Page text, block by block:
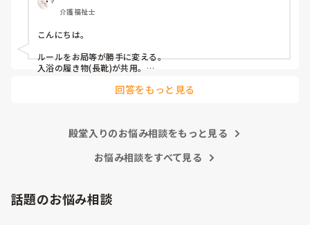
介護福祉士
こんにちは。
ルールをお局等が勝手に変える。
入浴の履き物(長靴)が共用。
回答をもっと見る
殿堂入りのお悩み相談をもっと見る
お悩み相談をすべて見る
話題のお悩み相談